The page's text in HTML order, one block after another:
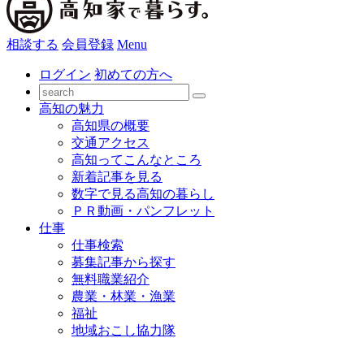
相談する 会員登録 Menu
ログイン 初めての方へ
高知の魅力
高知県の概要
交通アクセス
高知ってこんなところ
新着記事を見る
数字で見る高知の暮らし
ＰＲ動画・パンフレット
仕事
仕事検索
募集記事から探す
無料職業紹介
農業・林業・漁業
福祉
地域おこし協力隊